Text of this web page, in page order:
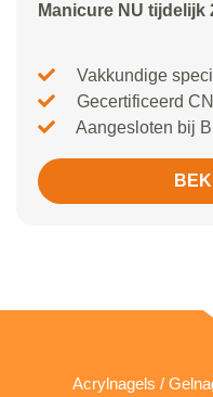
Manicure NU tijdelijk
Vakkundige
Gecertificeerd
Aangesloten bij
Acrylnagels /